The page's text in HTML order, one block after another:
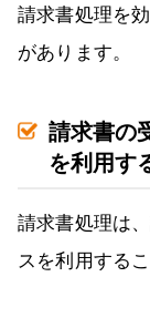
請求書処理を
があります。
請求書の
を利用す
請求書処理は
スを利用する